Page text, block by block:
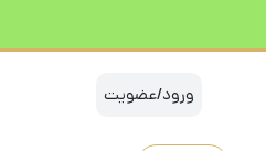
ورود/عضویت